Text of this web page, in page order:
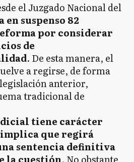
el Juzgado Nacional del
en suspenso 82
por considerar
de
. De esta manera, el
a regirse, de forma
anterior,
tradicional de
tiene carácter
que regirá
sentencia definitiva
la cuestión. No obstante,